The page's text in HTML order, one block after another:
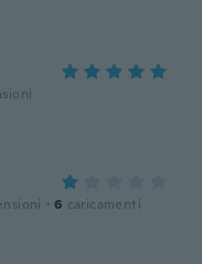
· 6 caricamenti